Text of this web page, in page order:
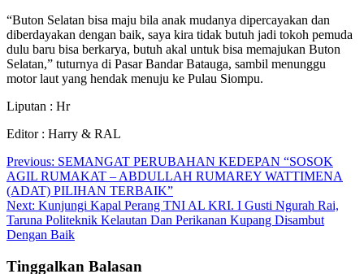
“Buton Selatan bisa maju bila anak mudanya dipercayakan dan
diberdayakan dengan baik, saya kira tidak butuh jadi tokoh pemuda
dulu baru bisa berkarya, butuh akal untuk bisa memajukan Buton
Selatan,” tuturnya di Pasar Bandar Batauga, sambil menunggu
motor laut yang hendak menuju ke Pulau Siompu.
Liputan : Hr
Editor : Harry & RAL
Navigasi
pos
Previous: SEMANGAT PERUBAHAN KEDEPAN “SOSOK
AGIL RUMAKAT – ABDULLAH RUMAREY WATTIMENA
(ADAT) PILIHAN TERBAIK”
Next: Kunjungi Kapal Perang TNI AL KRI. I Gusti Ngurah Rai,
Taruna Politeknik Kelautan Dan Perikanan Kupang Disambut
Dengan Baik
Tinggalkan Balasan